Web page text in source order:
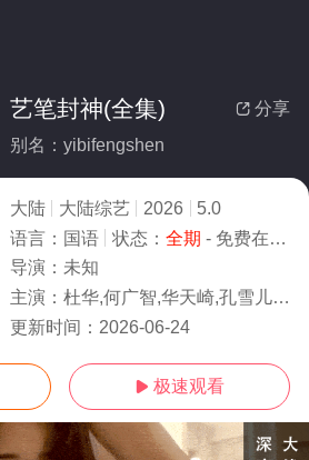
 分享
艺笔封神(全集)
别名：yibifengshen
大陆 大陆综艺 2026
5.0
语言： 国语 状态： 全期 - 免费在线观看
导演： 未知
主演： 杜华,何广智,华天崎,孔雪儿,刘宇,侍慧
更新时间： 2026-06-24
 极速观看